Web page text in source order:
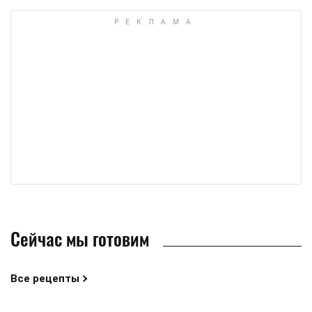
Сейчас мы готовим
Все рецепты